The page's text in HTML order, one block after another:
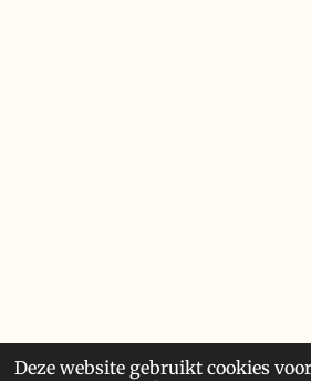
Deze website gebruikt cookies